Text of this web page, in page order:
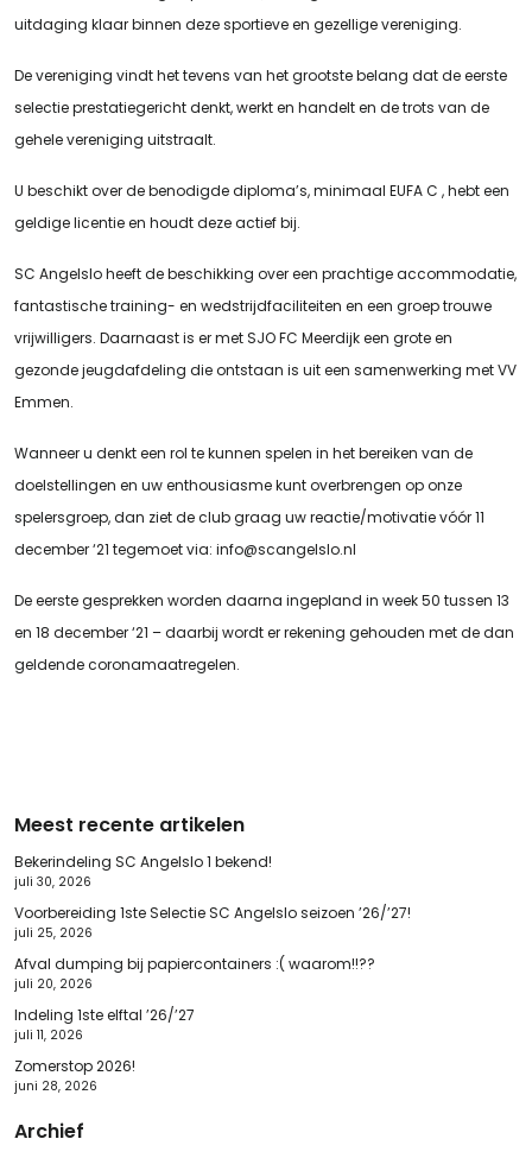
uitdaging klaar binnen deze sportieve en gezellige vereniging.
De vereniging vindt het tevens van het grootste belang dat de eerste
selectie prestatiegericht denkt, werkt en handelt en de trots van de
gehele vereniging uitstraalt.
U beschikt over de benodigde diploma’s, minimaal EUFA C , hebt een
geldige licentie en houdt deze actief bij.
SC Angelslo heeft de beschikking over een prachtige accommodatie,
fantastische training- en wedstrijdfaciliteiten en een groep trouwe
vrijwilligers. Daarnaast is er met SJO FC Meerdijk een grote en
gezonde jeugdafdeling die ontstaan is uit een samenwerking met VV
Emmen.
Wanneer u denkt een rol te kunnen spelen in het bereiken van de
doelstellingen en uw enthousiasme kunt overbrengen op onze
spelersgroep, dan ziet de club graag uw reactie/motivatie vóór 11
december ‘21 tegemoet via: info@scangelslo.nl
De eerste gesprekken worden daarna ingepland in week 50 tussen 13
en 18 december ‘21 – daarbij wordt er rekening gehouden met de dan
geldende coronamaatregelen.
Meest recente artikelen
Bekerindeling SC Angelslo 1 bekend!
juli 30, 2026
Voorbereiding 1ste Selectie SC Angelslo seizoen ’26/’27!
juli 25, 2026
Afval dumping bij papiercontainers :( waarom!!??
juli 20, 2026
Indeling 1ste elftal ’26/’27
juli 11, 2026
Zomerstop 2026!
juni 28, 2026
Archief